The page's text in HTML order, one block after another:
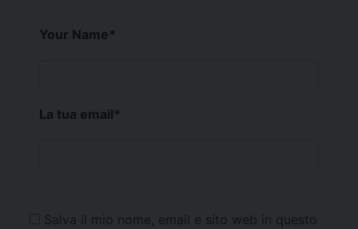
Your Name*
La tua email*
Salva il mio nome, email e sito web in questo